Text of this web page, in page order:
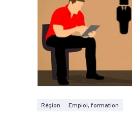
Région Emploi, formation